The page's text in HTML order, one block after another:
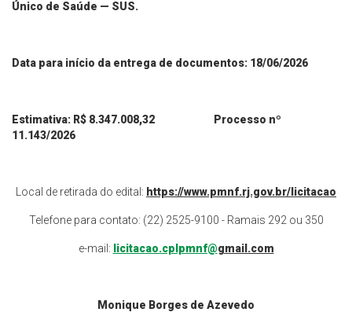
Único de Saúde — SUS.
Data para início da entrega de documentos: 18/06/2026
Estimativa: R$ 8.347.008,32 Processo nº
11.143/2026
Local de retirada do edital: https://www.pmnf.rj.gov.br/licitacao
Telefone para contato: (22) 2525-9100 - Ramais 292 ou 350
e-mail: licitacao.cplpmnf@gmail.com
Monique Borges de Azevedo